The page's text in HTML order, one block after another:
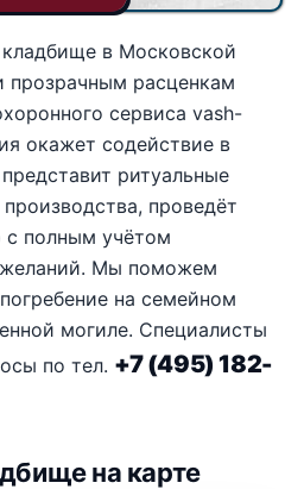
в Московской
прозрачным расценкам
сервиса vash-
окажет содействие в
ритуальные
проведёт
полным учётом
Мы поможем
на семейном
могиле. Специалисты
по тел. +7 (495) 182-
на карте